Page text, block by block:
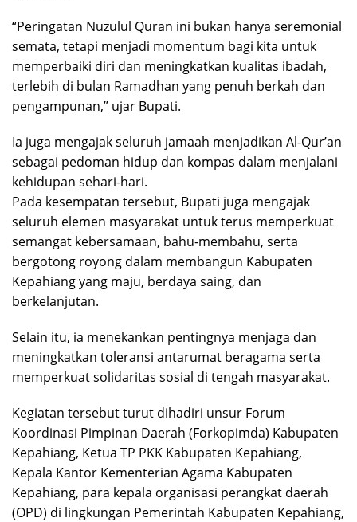
“Peringatan Nuzulul Quran ini bukan hanya seremonial
semata, tetapi menjadi momentum bagi kita untuk
memperbaiki diri dan meningkatkan kualitas ibadah,
terlebih di bulan Ramadhan yang penuh berkah dan
pengampunan,” ujar Bupati.
Ia juga mengajak seluruh jamaah menjadikan Al-Qur’an
sebagai pedoman hidup dan kompas dalam menjalani
kehidupan sehari-hari.
Pada kesempatan tersebut, Bupati juga mengajak
seluruh elemen masyarakat untuk terus memperkuat
semangat kebersamaan, bahu-membahu, serta
bergotong royong dalam membangun Kabupaten
Kepahiang yang maju, berdaya saing, dan
berkelanjutan.
Selain itu, ia menekankan pentingnya menjaga dan
meningkatkan toleransi antarumat beragama serta
memperkuat solidaritas sosial di tengah masyarakat.
Kegiatan tersebut turut dihadiri unsur Forum
Koordinasi Pimpinan Daerah (Forkopimda) Kabupaten
Kepahiang, Ketua TP PKK Kabupaten Kepahiang,
Kepala Kantor Kementerian Agama Kabupaten
Kepahiang, para kepala organisasi perangkat daerah
(OPD) di lingkungan Pemerintah Kabupaten Kepahiang,